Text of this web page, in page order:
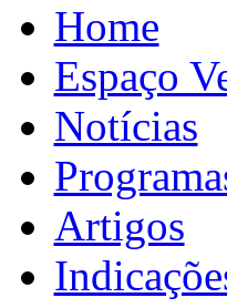
Home
Espaço
Notícias
Artigos